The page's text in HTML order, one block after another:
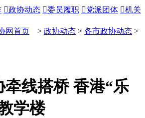
政协动态 委员履职 党派团体 机关
网首页 > 政协动态 > 各市政协动态 >
线搭桥 香港“乐
学楼